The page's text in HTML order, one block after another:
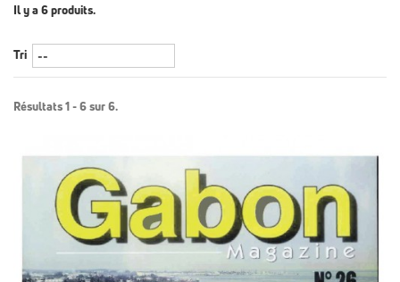
Il y a 6 produits.
Tri
Résultats 1 - 6 sur 6.